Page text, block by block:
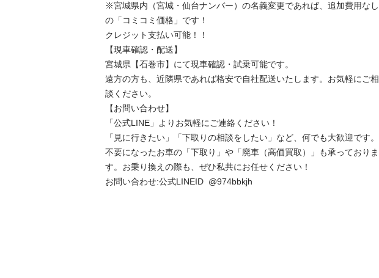
※宮城県内（宮城・仙台ナンバー）の名義変更であれば、追加費用なし
の「コミコミ価格」です！
クレジット支払い可能！！
​【現車確認・配送】
​宮城県【石巻市】にて現車確認・試乗可能です。
​遠方の方も、近隣県であれば格安で自社配送いたします。お気軽にご相
談ください。
​【お問い合わせ】
​「公式LINE」よりお気軽にご連絡ください！
「見に行きたい」「下取りの相談をしたい」など、何でも大歓迎です。
​不要になったお車の「下取り」や「廃車（高価買取）」も承っておりま
す。お乗り換えの際も、ぜひ私共にお任せください！
お問い合わせ:公式LINEID  @974bbkjh